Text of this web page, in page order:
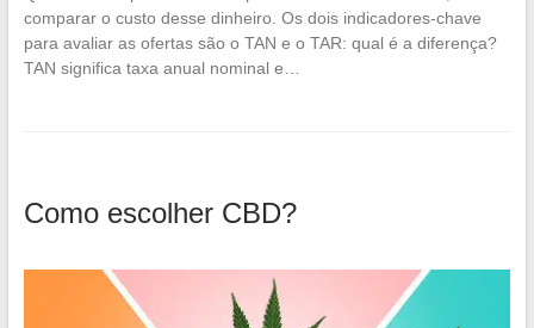
comparar o custo desse dinheiro. Os dois indicadores-chave
para avaliar as ofertas são o TAN e o TAR: qual é a diferença?
TAN significa taxa anual nominal e…
Como escolher CBD?